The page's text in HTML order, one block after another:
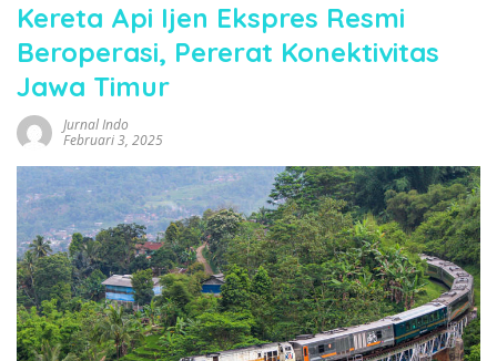
Kereta Api Ijen Ekspres Resmi
Beroperasi, Pererat Konektivitas
Jawa Timur
Jurnal Indo
Februari 3, 2025